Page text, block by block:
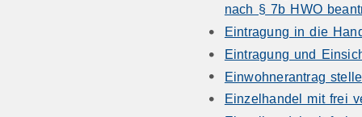
nach § 7b HWO
Eintragung in die
Eintragung und
Einwohnerantrag
Einzelhandel mit frei